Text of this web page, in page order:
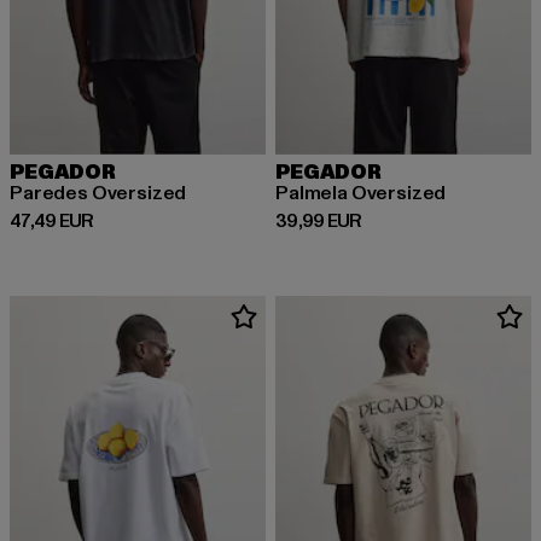
PEGADOR
Paredes Oversized
47,49 EUR
Derzeitiger Preis: 47,49 EUR
PEGADOR
Palmela Oversized
39,99 EUR
Derzeitiger Preis: 39,99 EUR